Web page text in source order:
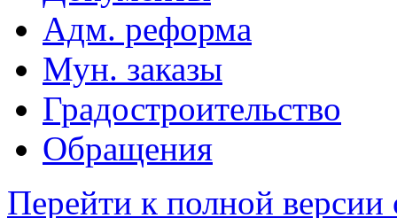
Адм. реформа
Мун. заказы
Градостроительство
Обращения
Перейти к полной версии